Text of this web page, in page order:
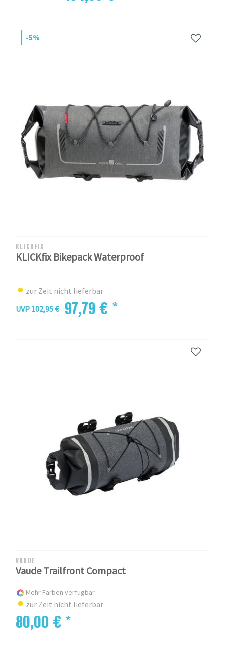
-5%
KLICKFIX
KLICKfix Bikepack Waterproof
zur Zeit nicht lieferbar
UVP 102,95 €
97,79 € *
VAUDE
Vaude Trailfront Compact
Mehr Farben verfügbar
zur Zeit nicht lieferbar
80,00 € *